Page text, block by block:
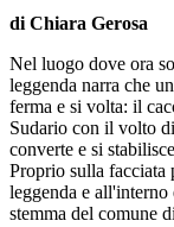
di Chiara Gerosa
Nel luogo dove ora
leggenda narra che
ferma e si volta: il
Sudario con il volto
converte e si
Proprio sulla facciata
leggenda e
stemma del comune